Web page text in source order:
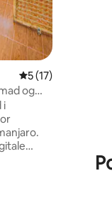
5 ud af 5 i
5 (17)
og
i